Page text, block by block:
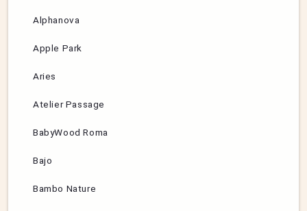
Alphanova
Apple Park
Aries
Atelier Passage
BabyWood Roma
Bajo
Bambo Nature